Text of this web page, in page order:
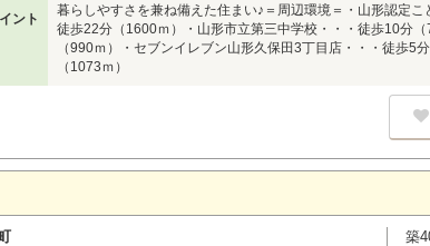
ント
暮らしやすさを兼ね備えた住まい♪＝周辺環境＝・山形認定
徒歩22分（1600ｍ）・山形市立第三中学校・・・徒歩10分
（990ｍ）・セブンイレブン山形久保田3丁目店・・・徒歩
（1073ｍ）
築